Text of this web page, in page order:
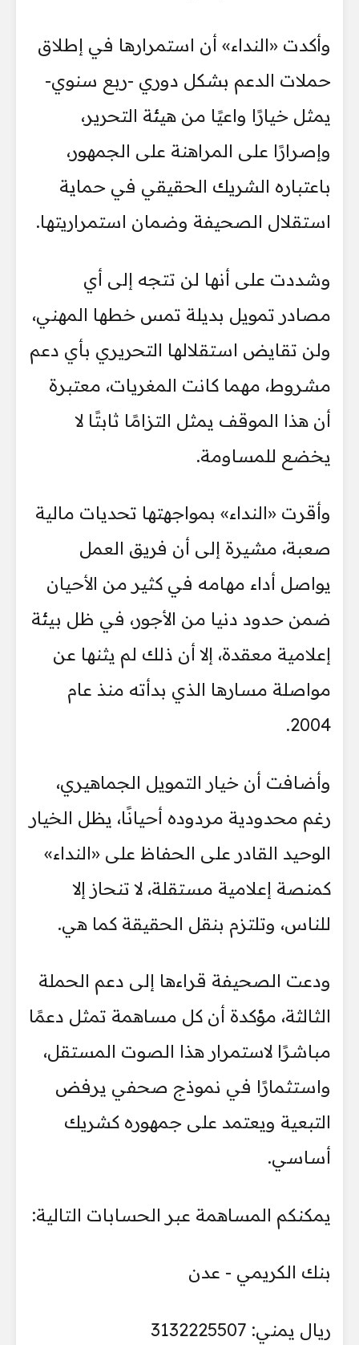
وأكدت «النداء» أن استمرارها في إطلاق
حملات الدعم بشكل دوري -ربع سنوي-
يمثل خيارًا واعيًا من هيئة التحرير،
وإصرارًا على المراهنة على الجمهور،
باعتباره الشريك الحقيقي في حماية
استقلال الصحيفة وضمان استمراريتها.
وشددت على أنها لن تتجه إلى أي
مصادر تمويل بديلة تمس خطها المهني،
ولن تقايض استقلالها التحريري بأي دعم
مشروط، مهما كانت المغريات، معتبرة
أن هذا الموقف يمثل التزامًا ثابتًا لا
يخضع للمساومة.
وأقرت «النداء» بمواجهتها تحديات مالية
صعبة، مشيرة إلى أن فريق العمل
يواصل أداء مهامه في كثير من الأحيان
ضمن حدود دنيا من الأجور، في ظل بيئة
إعلامية معقدة، إلا أن ذلك لم يثنها عن
مواصلة مسارها الذي بدأته منذ عام
2004.
وأضافت أن خيار التمويل الجماهيري،
رغم محدودية مردوده أحيانًا، يظل الخيار
الوحيد القادر على الحفاظ على «النداء»
كمنصة إعلامية مستقلة، لا تنحاز إلا
للناس، وتلتزم بنقل الحقيقة كما هي.
ودعت الصحيفة قراءها إلى دعم الحملة
الثالثة، مؤكدة أن كل مساهمة تمثل دعمًا
مباشرًا لاستمرار هذا الصوت المستقل،
واستثمارًا في نموذج صحفي يرفض
التبعية ويعتمد على جمهوره كشريك
أساسي.
يمكنكم المساهمة عبر الحسابات التالية:
بنك الكريمي - عدن
ريال يمني: 3132225507